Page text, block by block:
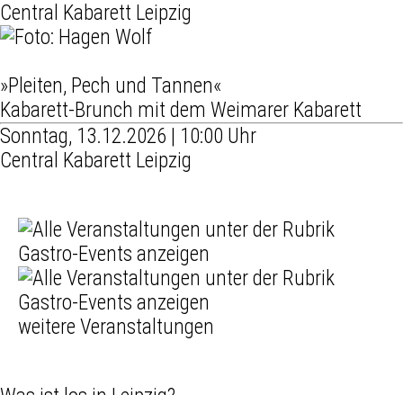
Central Kabarett Leipzig
»Pleiten, Pech und Tannen«
Kabarett-Brunch mit dem Weimarer Kabarett
Sonntag, 13.12.2026 | 10:00 Uhr
Central Kabarett Leipzig
weitere Veranstaltungen